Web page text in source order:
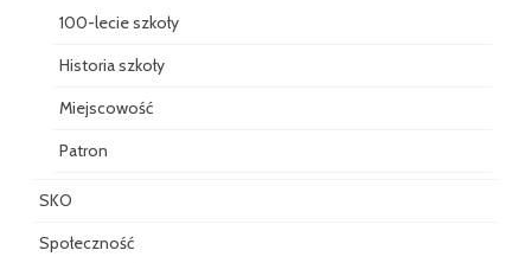
100-lecie szkoły
Historia szkoły
Miejscowość
Patron
SKO
Społeczność